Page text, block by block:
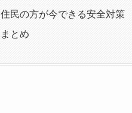
住民の方が今できる安全対策
まとめ